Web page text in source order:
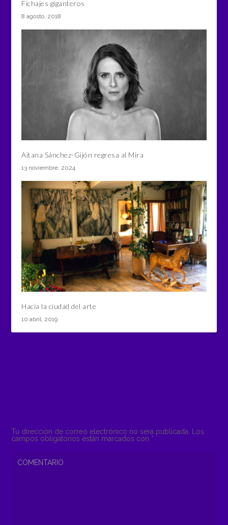
Fichajes giganteros
8 agosto, 2018
Aitana Sánchez-Gijón regresa al Mira
13 noviembre, 2024
Hacia la ciudad del arte
10 abril, 2019
Tu dirección de correo electrónico no será publicada.
Los
campos obligatorios están marcados con *